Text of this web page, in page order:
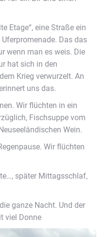
Etage“, eine Straße ein
Das das
wenn man es weis. Die
hat sich in den
Krieg verwurzelt. An
uns das.
Wir flüchten in ein
Fischsuppe vom
Wein.
Wir flüchten
später Mittagsschlaf,
ganze Nacht. Und der
viel Donne